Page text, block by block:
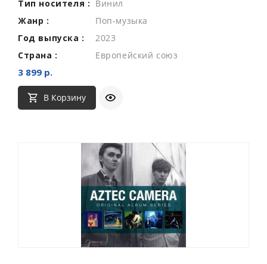
Тип носителя : Винил
Жанр :
Поп-музыка
Год выпуска :
2023
Страна :
Европейский союз
3 899 р.
В Корзину